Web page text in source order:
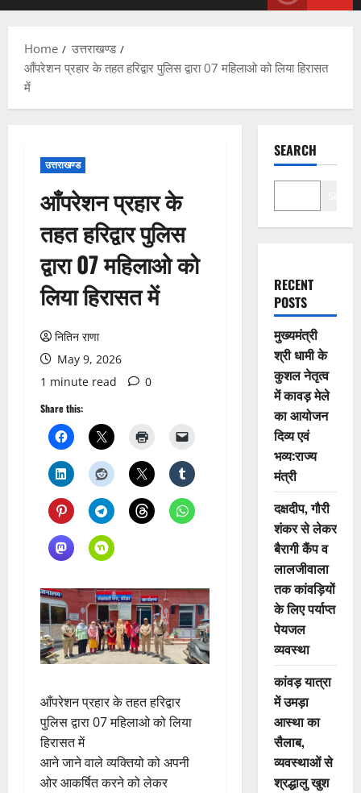
Home
उत्तराखण्ड
आँपरेशन प्रहार के तहत हरिद्वार पुलिस द्वारा 07 महिलाओ को लिया हिरासत
में
उत्तराखण्ड
आँपरेशन प्रहार के
तहत हरिद्वार पुलिस
द्वारा 07 महिलाओ को
लिया हिरासत में
नितिन राणा
May 9, 2026
1 minute read
0
Share this:
आँपरेशन प्रहार के तहत हरिद्वार
पुलिस द्वारा 07 महिलाओ को लिया
हिरासत में
आने जाने वाले व्यक्तियो को अपनी
ओर आकर्षित करने को लेकर
SEARCH
RECENT
POSTS
मुख्यमंत्री
श्री धामी के
कुशल नेतृत्व
में कावड़ मेले
का आयोजन
दिव्य एवं
भव्य:राज्य
मंत्री
दक्षदीप, गौरी
शंकर से लेकर
बैरागी कैंप व
लालजीवाला
तक कांवड़ियों
के लिए पर्याप्त
पेयजल
व्यवस्था
कांवड़ यात्रा
में उमड़ा
आस्था का
सैलाब,
व्यवस्थाओं से
श्रद्धालु खुश